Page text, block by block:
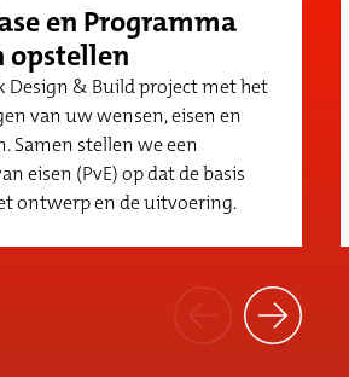
en Programma
opstellen
Design & Build project met het
van uw wensen, eisen en
Samen stellen we een
eisen (PvE) op dat de basis
ontwerp en de uitvoering.